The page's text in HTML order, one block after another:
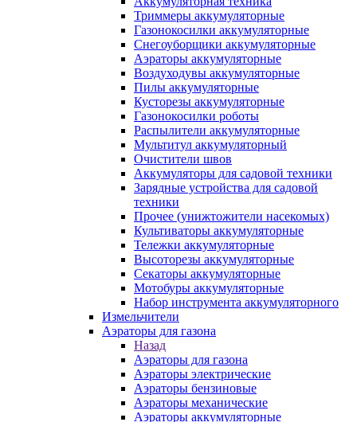
Триммеры аккумуляторные
Газонокосилки аккумуляторные
Снегоуборщики аккумуляторные
Аэраторы аккумуляторные
Воздуходувы аккумуляторные
Пилы аккумуляторные
Кусторезы аккумуляторные
Газонокосилки роботы
Распылители аккумуляторные
Мультитул аккумуляторный
Очистители швов
Аккумуляторы для садовой техники
Зарядные устройства для садовой
техники
Прочее (унижтожители насекомых)
Культиваторы аккумуляторные
Тележки аккумуляторные
Высоторезы аккумуляторные
Секаторы аккумуляторные
Мотобуры аккумуляторные
Набор инструмента аккумуляторного
Измельчители
Аэраторы для газона
Назад
Аэраторы для газона
Аэраторы электрические
Аэраторы бензиновые
Аэраторы механические
Аэраторы аккумуляторные